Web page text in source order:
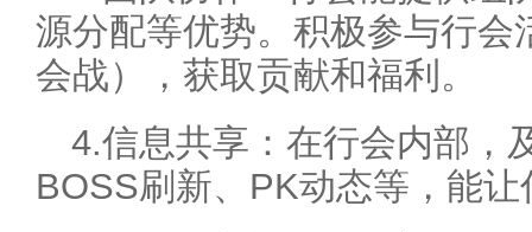
源分配等优势。积极参与行会
会战），获取贡献和福利。
4.信息共享：在行会内部，
BOSS刷新、PK动态等，能